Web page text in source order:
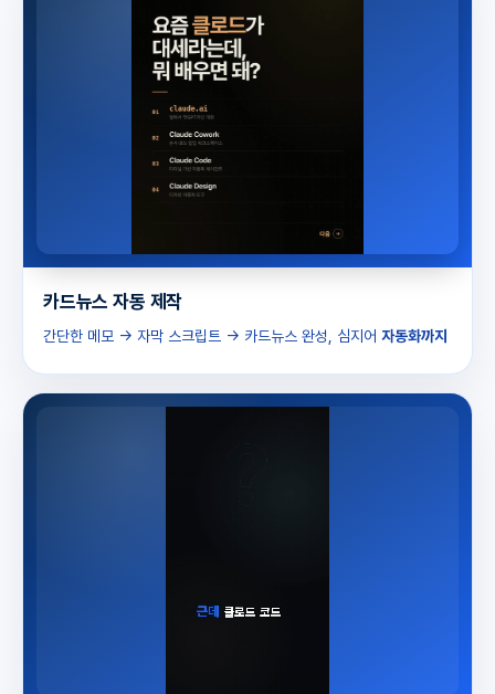
카드뉴스 자동 제작
간단한 메모 → 자막 스크립트 → 카드뉴스 완성, 심지어 자동화까지